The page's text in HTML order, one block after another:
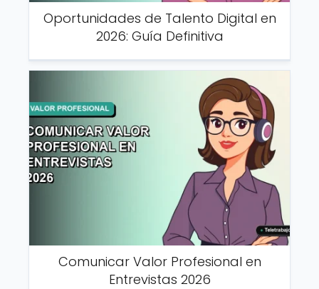
Oportunidades de Talento Digital en
2026: Guía Definitiva
Comunicar Valor Profesional en
Entrevistas 2026